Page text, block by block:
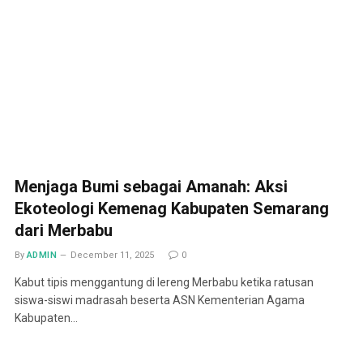
Menjaga Bumi sebagai Amanah: Aksi
Ekoteologi Kemenag Kabupaten Semarang
dari Merbabu
By ADMIN December 11, 2025 0
Kabut tipis menggantung di lereng Merbabu ketika ratusan
siswa-siswi madrasah beserta ASN Kementerian Agama
Kabupaten…